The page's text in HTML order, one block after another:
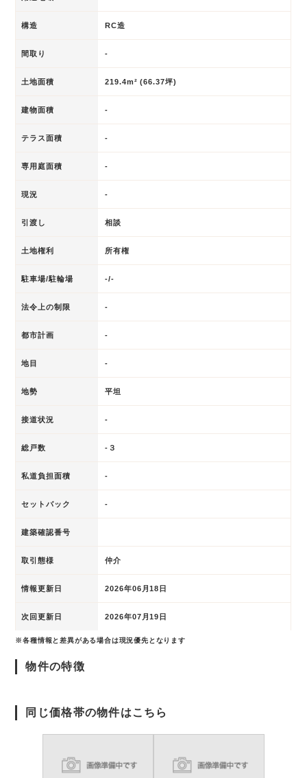
構造 RC造
間取り -
土地面積 219.4m² (66.37坪)
建物面積 -
テラス面積 -
専用庭面積 -
現況 -
引渡し 相談
土地権利 所有権
駐車場/駐輪場 -/-
法令上の制限 -
都市計画 -
地目 -
地勢 平坦
接道状況 -
総戸数 -３
私道負担面積 -
セットバック -
建築確認番号
取引態様 仲介
情報更新日 2026年06月18日
次回更新日 2026年07月19日
※各種情報と差異がある場合は現況優先となります
物件の特徴
同じ価格帯の物件はこちら